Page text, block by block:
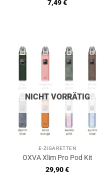
7,49€
NICHT VORRÄTIG
E-ZIGARETTEN
OXVA Xlim Pro Pod Kit
29,90€